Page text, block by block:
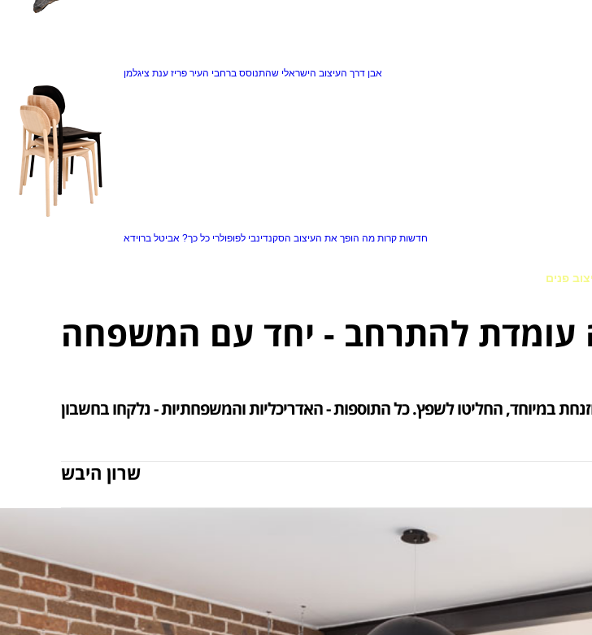
אבן דרך העיצוב הישראלי שהתנוסס ברחבי העיר פריז ענת ציגלמן
חדשות קרות מה הופך את העיצוב הסקנדינבי לפופולרי כל כך? אביטל ברוידא
פנים
עומדת להתרחב - יחד עם המשפחה
שרון היבש